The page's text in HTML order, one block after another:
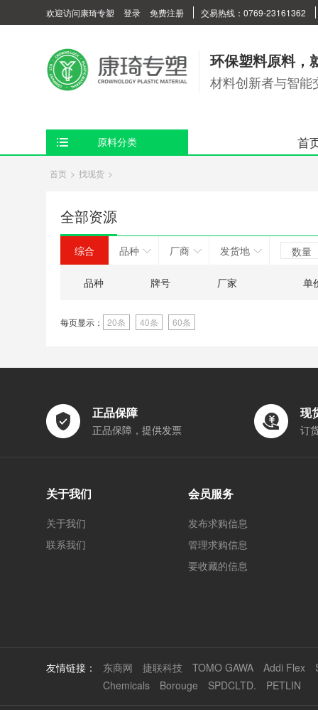
欢迎访问康琦专塑 登录 免费注册 交易热线：0769-23161362
环保塑料原料，
材料创新者与智能
原料分类 首
首页 > 找现货 >
全部资源
综合 品种 厂商 发货地 数量
品种 牌号 厂家 单
每页显示： 20条 40条 60条
正品保障
正品保障，提供发票
现
订
关于我们
关于我们
联系我们
会员服务
发布求购信息
管理求购信息
要收藏的信息
友情链接： 东商网 捷联科技 TOMO GAWA Addi Flex
Chemicals
Borouge SPDCLTD. PETLIN